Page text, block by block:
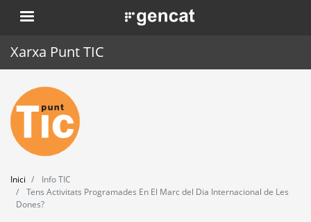
Vés
al
. Obre en una nova finestra.
Xarxa Punt TIC
Inici
Punt TIC
Actualitat
Agenda
Inici
Info TIC
Tens Activitats Programades En El Marc del Dia Internacional de Les
Dones?